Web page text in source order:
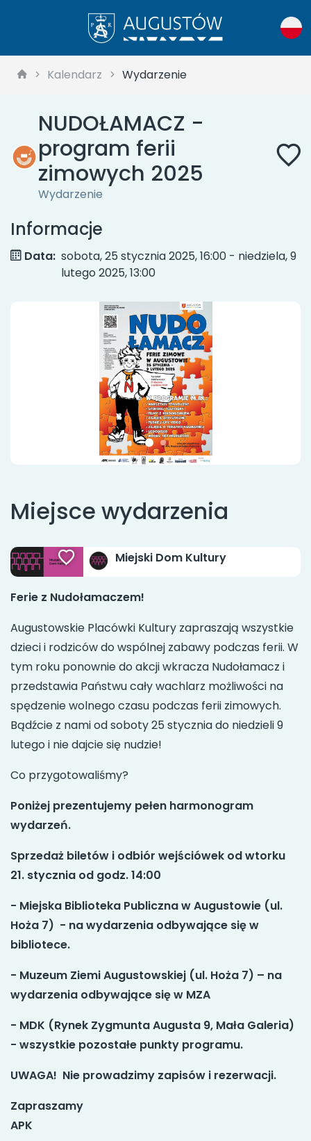
Kalendarz Wydarzenie
NUDOŁAMACZ -
program ferii
zimowych 2025
Wydarzenie
Informacje
Data: sobota, 25 stycznia 2025, 16:00 - niedziela, 9
lutego 2025, 13:00
Miejsce wydarzenia
Miejski Dom Kultury
Ferie z Nudołamaczem!
Augustowskie Placówki Kultury zapraszają wszystkie
dzieci i rodziców do wspólnej zabawy podczas ferii. W
tym roku ponownie do akcji wkracza Nudołamacz i
przedstawia Państwu cały wachlarz możliwości na
spędzenie wolnego czasu podczas ferii zimowych.
Bądźcie z nami od soboty 25 stycznia do niedzieli 9
lutego i nie dajcie się nudzie!
Co przygotowaliśmy?
Poniżej prezentujemy pełen harmonogram
wydarzeń.
Sprzedaż biletów i odbiór wejściówek od wtorku
21. stycznia od godz. 14:00
- Miejska Biblioteka Publiczna w Augustowie (ul.
Hoża 7) - na wydarzenia odbywające się w
bibliotece.
- Muzeum Ziemi Augustowskiej (ul. Hoża 7) – na
wydarzenia odbywające się w MZA
- MDK (Rynek Zygmunta Augusta 9, Mała Galeria)
- wszystkie pozostałe punkty programu.
UWAGA! Nie prowadzimy zapisów i rezerwacji.
Zapraszamy
APK